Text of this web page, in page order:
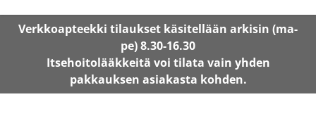
Verkkoapteekki tilaukset käsitellään arkisin (ma-
pe) 8.30-16.30
Itsehoitolääkkeitä voi tilata vain yhden
pakkauksen asiakasta kohden.